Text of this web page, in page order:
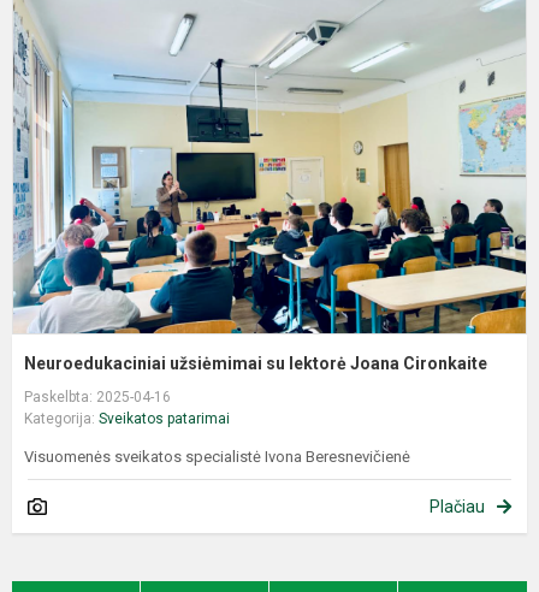
Neuroedukaciniai užsiėmimai su lektorė Joana Cironkaite
Paskelbta: 2025-04-16
Kategorija: Sveikatos patarimai
Visuomenės sveikatos specialistė Ivona Beresnevičienė
Plačiau